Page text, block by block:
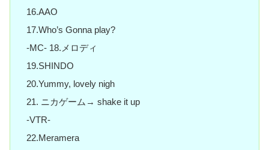
16.AAO
17.Who’s Gonna play?
-MC- 18.メロディ
19.SHINDO
20.Yummy, lovely nigh
21. ニカゲーム→ shake it up
-VTR-
22.Meramera